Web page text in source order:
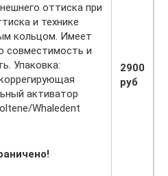
оттиска при
и технике
кольцом. Имеет
совместимость и
Упаковка:
активатор
Whaledent
2900
руб